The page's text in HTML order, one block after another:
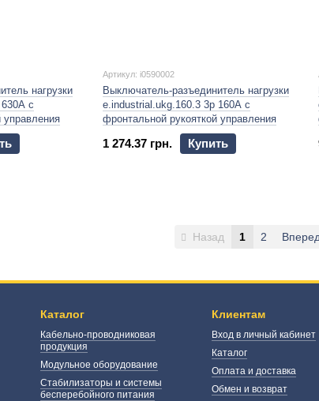
нагрузки
с
управления
Артикул: i0590002
Выключатель-разъединитель нагрузки
e.industrial.ukg.160.3 3р 160А с
фронтальной рукояткой управления
1 274.37 грн. Купить
Назад 1 2 Вперед
Каталог
Кабельно-проводниковая
продукция
Модульное оборудование
Стабилизаторы и системы
бесперебойного питания
Клиентам
Вход в личный кабинет
Каталог
Оплата и доставка
Обмен и возврат